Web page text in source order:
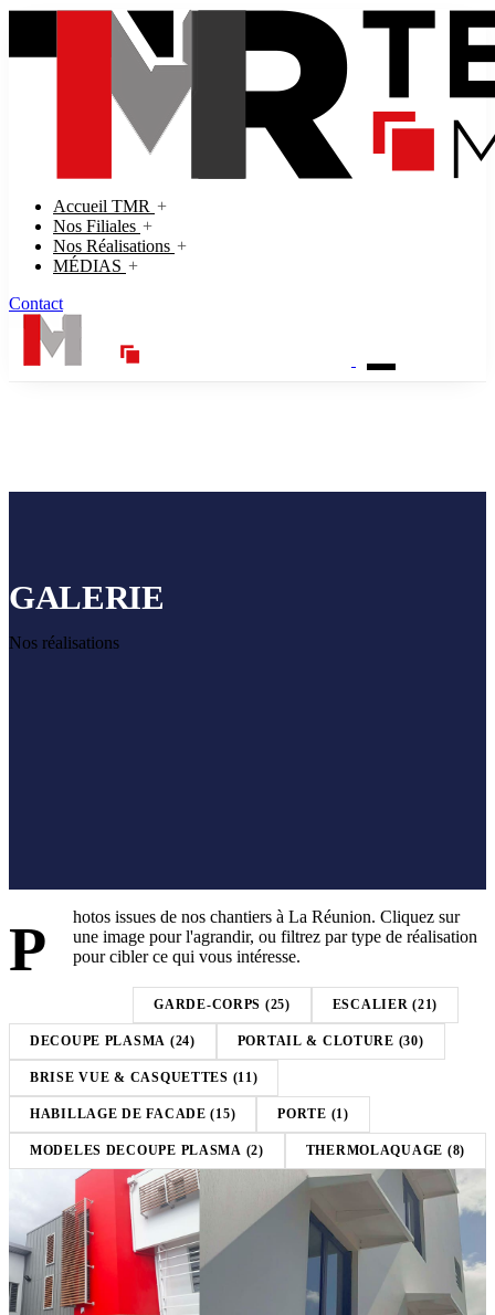
Accueil TMR +
Nos Filiales +
Nos Réalisations +
MÉDIAS +
Contact
GALERIE
Nos réalisations
P
hotos issues de nos chantiers à La Réunion. Cliquez sur
une image pour l'agrandir, ou filtrez par type de réalisation
pour cibler ce qui vous intéresse.
GARDE-CORPS (25) ESCALIER (21)
DECOUPE PLASMA (24) PORTAIL & CLOTURE (30)
BRISE VUE & CASQUETTES (11)
HABILLAGE DE FACADE (15) PORTE (1)
MODELES DECOUPE PLASMA (2) THERMOLAQUAGE (8)